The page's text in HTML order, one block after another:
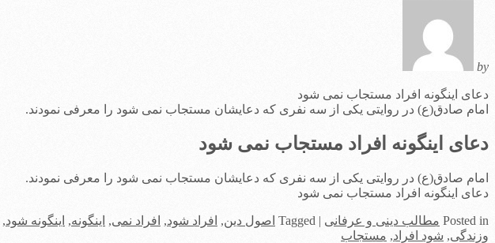
by
دعای اینگونه افراد مستجاب نمی شود
امام صادق(ع) در روایتی یکی از سه نفری که دعایشان مستجاب نمی شود را معرفی نمودند.
دعای اینگونه افراد مستجاب نمی شود
امام صادق(ع) در روایتی یکی از سه نفری که دعایشان مستجاب نمی شود را معرفی نمودند.
دعای اینگونه افراد مستجاب نمی شود
Posted in مطالب دینی و عرفانی |
Tagged اصول دین, افراد شود, افراد نمی, اینگونه, اینگونه شود,
وزندگی, شود افراد, مستجاب